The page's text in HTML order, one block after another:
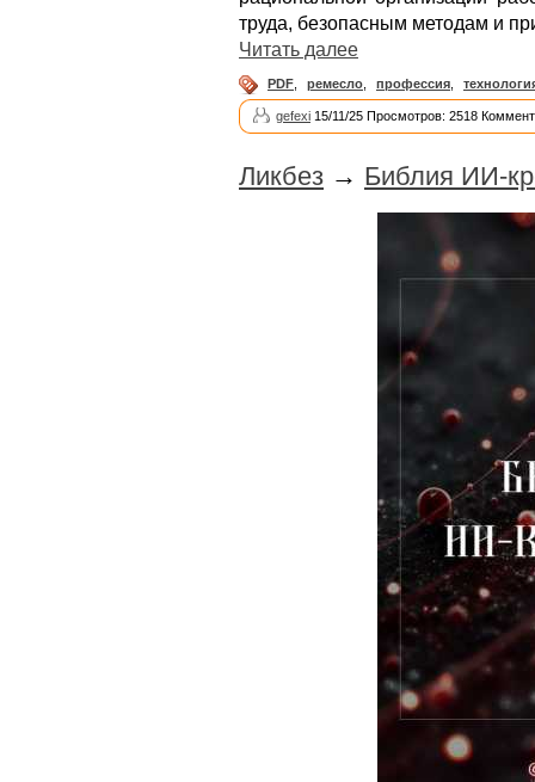
труда, безопасным методам и
Читать далее
PDF ремесло профессия
gefexi 15/11/25 Просмотров: 2518
Ликбез → Библия ИИ-